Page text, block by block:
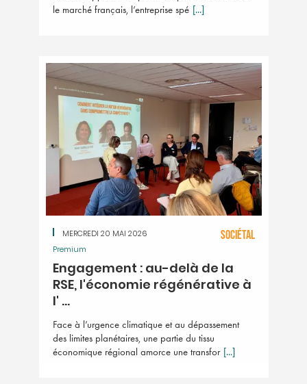
le marché français, l’entreprise spé [...]
MERCREDI 20 MAI 2026
Engagement : au-delà de la
RSE, l'économie régénérative à
l' ...
Face à l’urgence climatique et au dépassement
des limites planétaires, une partie du tissu
économique régional amorce une transfor [...]
SOCIÉTAL
Premium